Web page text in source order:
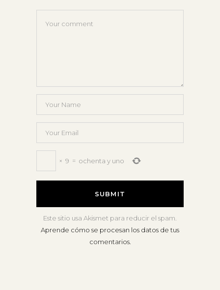
× 9 = ochenta y uno
Este sitio usa Akismet para reducir el spam.
Aprende cómo se procesan los datos de tus
comentarios.